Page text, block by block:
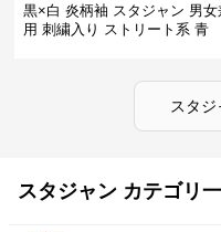
黒×白 炎柄袖 スタジャン 男女
用 刺繍入り ストリート系 青
スタジ
スタジャン カテゴリ